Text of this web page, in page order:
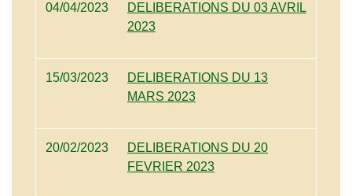
04/04/2023
DELIBERATIONS DU 03 AVRIL
2023
15/03/2023
DELIBERATIONS DU 13
MARS 2023
20/02/2023
DELIBERATIONS DU 20
FEVRIER 2023